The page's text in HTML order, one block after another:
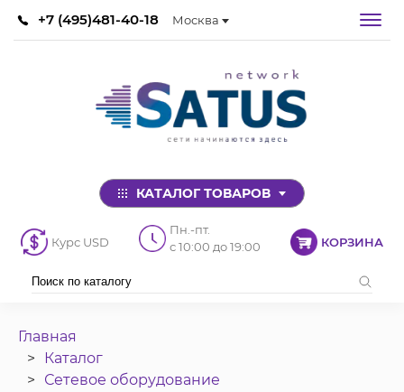
+7 (495)481-40-18 Москва
КАТАЛОГ ТОВАРОВ
Курс USD
Пн.-пт.
с 10:00 до 19:00
КОРЗИНА
Главная
Каталог
Сетевое оборудование